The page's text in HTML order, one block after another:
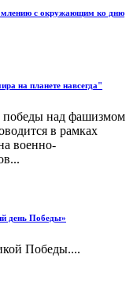
с окружающим ко дню
на планете навсегда"
победы над фашизмом
в рамках
военно-
день Победы»
Победы....